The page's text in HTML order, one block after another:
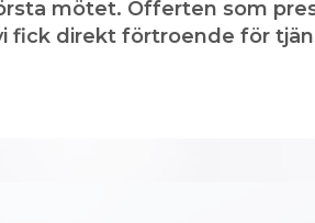
mötet. Offerten som
fick direkt förtroende för